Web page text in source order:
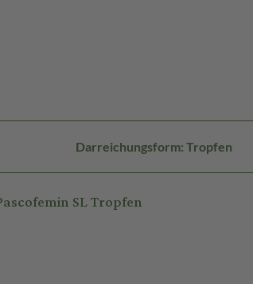
Darreichungsform: Tropfen
SL Tropfen